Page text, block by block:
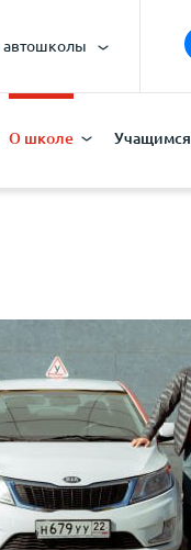
автошколы
О школе Учащимся